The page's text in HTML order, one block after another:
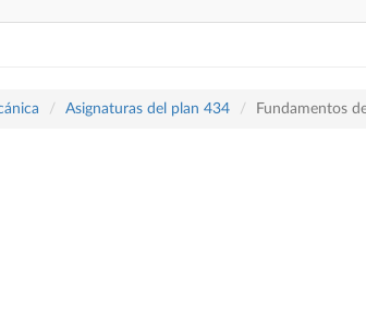
Asignaturas del plan 434 Fundamentos